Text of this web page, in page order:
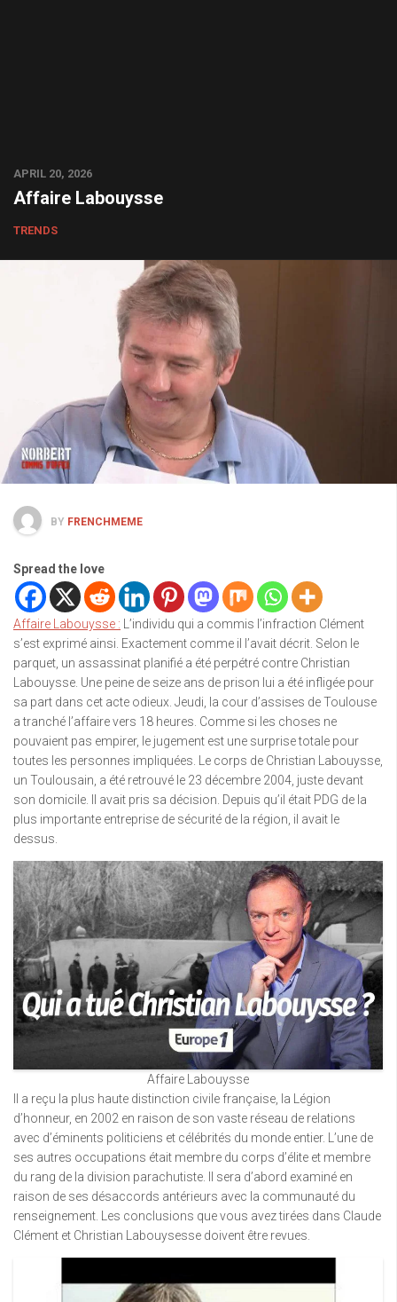
APRIL 20, 2026
Affaire Labouysse
TRENDS
BY FRENCHMEME
Spread the love
Affaire Labouysse : L’individu qui a commis l’infraction Clément
s’est exprimé ainsi. Exactement comme il l’avait décrit. Selon le
parquet, un assassinat planifié a été perpétré contre Christian
Labouysse. Une peine de seize ans de prison lui a été infligée pour
sa part dans cet acte odieux. Jeudi, la cour d’assises de Toulouse
a tranché l’affaire vers 18 heures. Comme si les choses ne
pouvaient pas empirer, le jugement est une surprise totale pour
toutes les personnes impliquées. Le corps de Christian Labouysse,
un Toulousain, a été retrouvé le 23 décembre 2004, juste devant
son domicile. Il avait pris sa décision. Depuis qu’il était PDG de la
plus importante entreprise de sécurité de la région, il avait le
dessus.
Affaire Labouysse
Il a reçu la plus haute distinction civile française, la Légion
d’honneur, en 2002 en raison de son vaste réseau de relations
avec d’éminents politiciens et célébrités du monde entier. L’une de
ses autres occupations était membre du corps d’élite et membre
du rang de la division parachutiste. Il sera d’abord examiné en
raison de ses désaccords antérieurs avec la communauté du
renseignement. Les conclusions que vous avez tirées dans Claude
Clément et Christian Labouysesse doivent être revues.